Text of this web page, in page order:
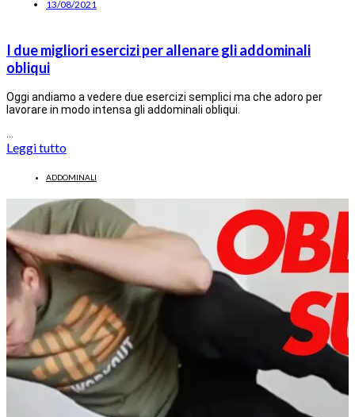
13/08/2021
I due migliori esercizi per allenare gli addominali
obliqui
Oggi andiamo a vedere due esercizi semplici ma che adoro per
lavorare in modo intensa gli addominali obliqui.
Leggi tutto
ADDOMINALI